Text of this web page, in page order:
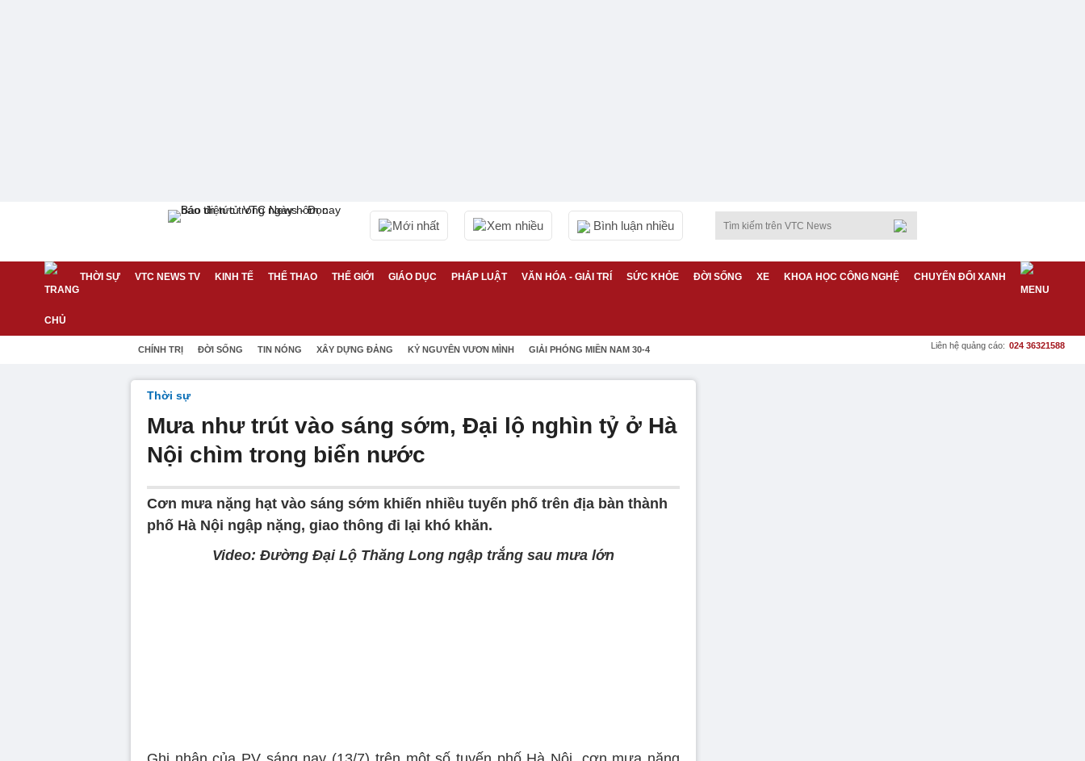
Mới nhất Xem nhiều Bình luận nhiều
THỜI SỰ VTC NEWS TV KINH TẾ THỂ THAO THẾ GIỚI GIÁO DỤC PHÁP LUẬT VĂN HÓA - GIẢI TRÍ SỨC KHỎE ĐỜI SỐNG XE KHOA HỌC CÔNG NGHỆ CHUYỂN ĐỔI XANH
CHÍNH TRỊ ĐỜI SỐNG TIN NÓNG XÂY DỰNG ĐẢNG KỶ NGUYÊN VƯƠN MÌNH GIẢI PHÓNG MIỀN NAM 30-4 Liên hệ quảng cáo: 024 36321588
Thời sự
Mưa như trút vào sáng sớm, Đại lộ nghìn tỷ ở Hà
Nội chìm trong biển nước
Cơn mưa nặng hạt vào sáng sớm khiến nhiều tuyến phố trên địa bàn thành
phố Hà Nội ngập nặng, giao thông đi lại khó khăn.
Video: Đường Đại Lộ Thăng Long ngập trắng sau mưa lớn